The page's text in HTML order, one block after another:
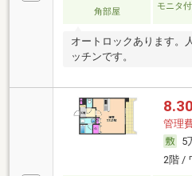
角部屋
モニタ
オートロックあります。
ッチンです。
8.30
管理
5
2階 /